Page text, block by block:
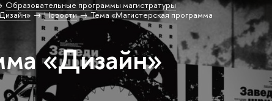
Образовательные программы магистратуры
Новости
Тема «Магистерская программа
«Дизайн»